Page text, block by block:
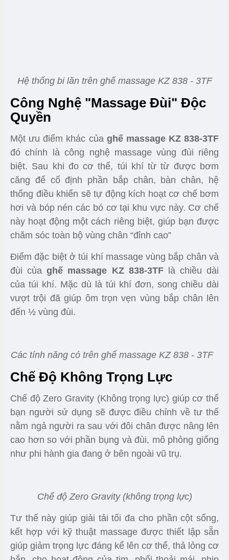
Hệ thống bi lăn trên ghế massage KZ 838 - 3TF
Công Nghệ "Massage Đùi" Độc
Quyền
Một ưu điểm khác của ghế massage KZ 838-3TF
đó chính là công nghệ massage vùng đùi riêng
biệt. Sau khi đo cơ thể, túi khí từ từ được bơm
căng để cố định phần bắp chân, bàn chân, hệ
thống điều khiển sẽ tự động kích hoạt cơ chế bơm
hơi và bóp nén các bó cơ tại khu vực này. Cơ chế
này hoạt động một cách riêng biệt, giúp bạn được
chăm sóc toàn bộ vùng chân “đỉnh cao”
Điểm đặc biệt ở túi khí massage vùng bắp chân và
đùi củaghế massage KZ 838-3TFlà chiều dài
của túi khí. Mặc dù là túi khí đơn, song chiều dài
vượt trội đã giúp ôm trọn vẹn vùng bắp chân lên
đến ½ vùng đùi.
Các tính năng có trên ghế massage KZ 838 - 3TF